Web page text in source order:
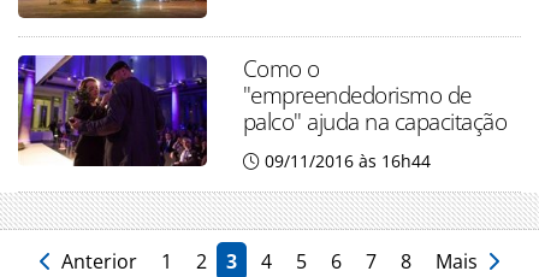
Como o
"empreendedorismo de
palco" ajuda na capacitação
09/11/2016 às 16h44
Anterior 1 2 3 4 5 6 7 8 Mais